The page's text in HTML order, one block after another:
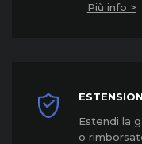
Più info >
Estendi la
o